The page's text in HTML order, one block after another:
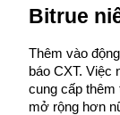
Staking
Bitrue
Thêm vào
báo CXT. Việc
cung cấp thêm
mở rộng hơn